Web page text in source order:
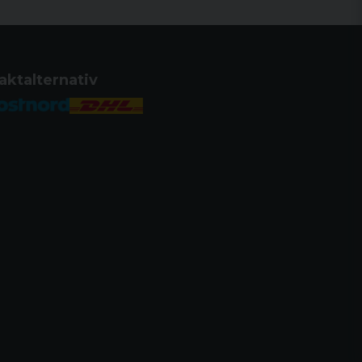
stil till din egen stil med tillbehör
tvålägessäkerhet, blockerar både
och slagstiftsstatus.